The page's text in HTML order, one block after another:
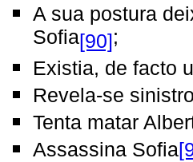
A sua postura
Sofia[90] ;
Existia, de facto
Revela-se
Tenta matar
Assassina Sofia